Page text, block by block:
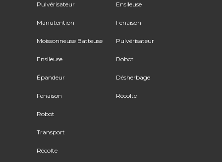
Pulvérisateur
Manutention
Moissonneuse Batteuse
Ensileuse
Épandeur
Fenaison
Robot
Transport
Récolte
Ensileuse
Fenaison
Pulvérisateur
Robot
Désherbage
Récolte